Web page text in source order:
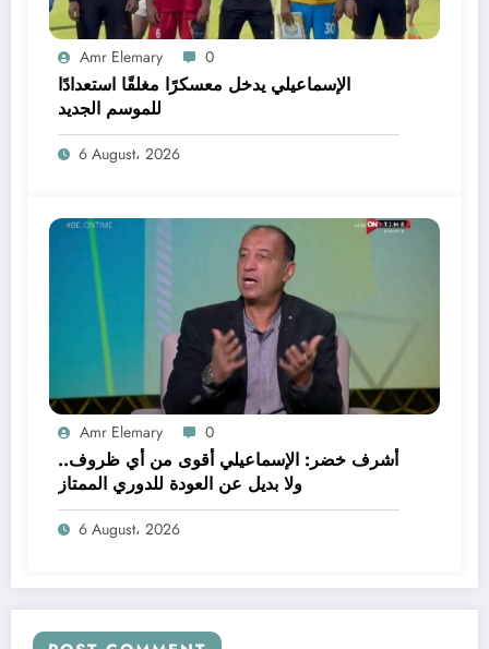
Amr Elemary 0
الإسماعيلي يدخل معسكرًا مغلقًا استعدادًا
للموسم الجديد
6 August، 2026
Amr Elemary 0
أشرف خضر: الإسماعيلي أقوى من أي ظروف..
ولا بديل عن العودة للدوري الممتاز
6 August، 2026